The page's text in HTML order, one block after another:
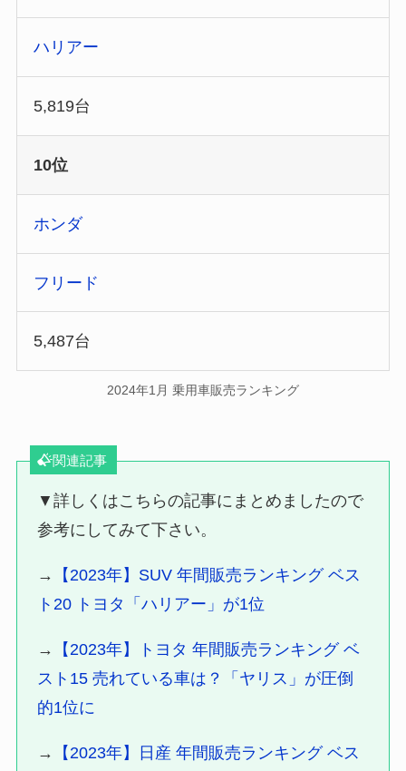
ハリアー
5,819台
10位
ホンダ
フリード
5,487台
2024年1月 乗用車販売ランキング
関連記事
▼詳しくはこちらの記事にまとめましたので
参考にしてみて下さい。
→
【2023年】SUV 年間販売ランキング ベス
ト20 トヨタ「ハリアー」が1位
→
【2023年】トヨタ 年間販売ランキング ベ
スト15 売れている車は？「ヤリス」が圧倒
的1位に
→
【2023年】日産 年間販売ランキング ベス